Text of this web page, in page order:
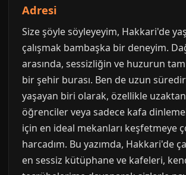
Adresi
Size şöyle söyleyeyim, Hakkari'de
çalışmak bambaşka bir deneyim.
arasında, sessizliğin ve huzurun
bir şehir burası. Ben de uzun
yaşayan biri olarak, özellikle uzaktan
öğrenciler veya sadece kafa
için en ideal mekanları keşfetmeye
harcadım. Bu yazımda, Hakkari'de
en sessiz kütüphane ve kafeleri,